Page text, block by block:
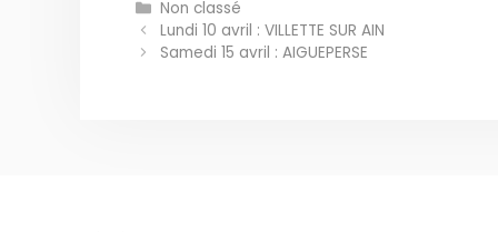
Catégories
Non classé
Lundi 10 avril : VILLETTE SUR AIN
Samedi 15 avril : AIGUEPERSE